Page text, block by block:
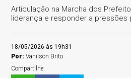
Articulação na Marcha dos
liderança e responder a pressões
18/05/2026 às 19h31
Por:Vanilson Brito
Compartilhe: